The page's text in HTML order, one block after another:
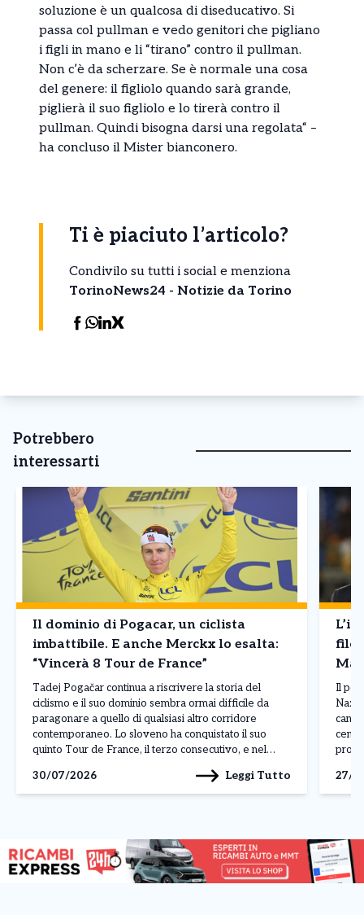
soluzione è un qualcosa di diseducativo. Si
passa col pullman e vedo genitori che pigliano
i figli in mano e li “tirano” contro il pullman.
Non c’è da scherzare. Se è normale una cosa
del genere: il figliolo quando sarà grande,
piglierà il suo figliolo e lo tirerà contro il
pullman. Quindi bisogna darsi una regolata“ –
ha concluso il Mister bianconero.
Ti è piaciuto l’articolo?
Condivilo su tutti i social e menziona
TorinoNews24 - Notizie da Torino
Potrebbero
interessarti
Il dominio di Pogacar, un ciclista
imbattibile. E anche Merckx lo esalta:
“Vincerà 8 Tour de France”
Tadej Pogačar continua a riscrivere la storia del
ciclismo e il suo dominio sembra ormai difficile da
paragonare a quello di qualsiasi altro corridore
contemporaneo. Lo sloveno ha conquistato il suo
quinto Tour de France, il terzo consecutivo, e nel
dimostrando una superiorità evidente per qualità,
continuità […]
30/07/2026 Leggi Tutto
filo
Il
27/